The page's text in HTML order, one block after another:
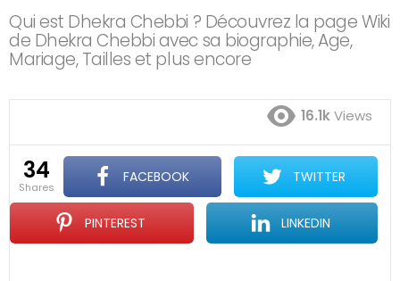
Qui est Dhekra Chebbi ? Découvrez la page Wiki
de Dhekra Chebbi avec sa biographie, Age,
Mariage, Tailles et plus encore
16.1kViews
34
shares
FACEBOOK TWITTER
PINTEREST LINKEDIN